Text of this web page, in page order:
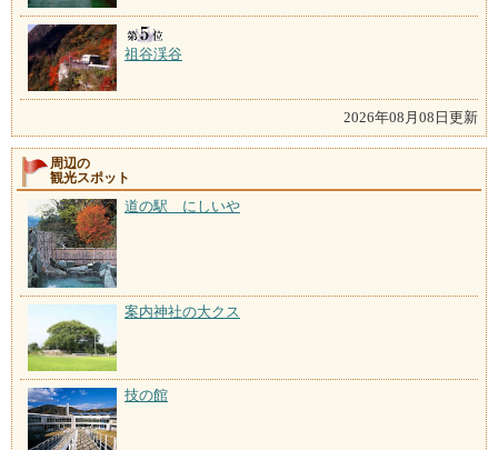
祖谷渓谷
2026年08月08日更新
周辺の
観光スポット
道の駅 にしいや
案内神社の大クス
技の館